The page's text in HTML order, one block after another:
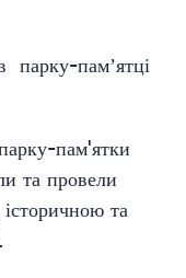
парку-памʼятці
пам'ятки
та провели
та